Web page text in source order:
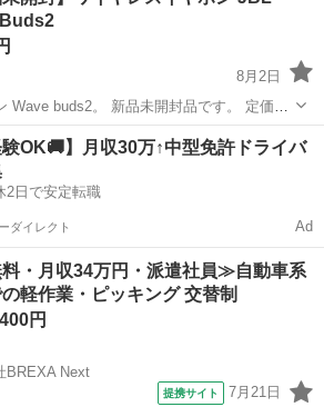
8月2日
Wave buds2。 新品未開封品です。 定価
定価よりも安いです。 この前大手家電量販
オーディオ
験OK🚚】月収30万↑中型免許ドライバ
2日で安定転職
ダイレクト Ad
・月収34万円・派遣社員≫自動車系
軽作業・ピッキング 交替制
円
BREXA Next
提携サイト 7月21日